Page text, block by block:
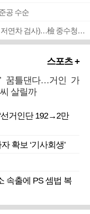
공 수순
■ 검사 신분 버리고 직급하향(10년 이하 저연차 검사)…檢 중수청행 기피
스포츠 +
’ 꿈틀댄다…거인 가
살릴까
거인단 192→2만
확보 ‘기사회생’
속출에 PS 셈법 복